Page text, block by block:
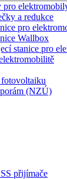
pro
a redukce
pro
Wallbox
stanice pro
(NZÚ)
přijímače